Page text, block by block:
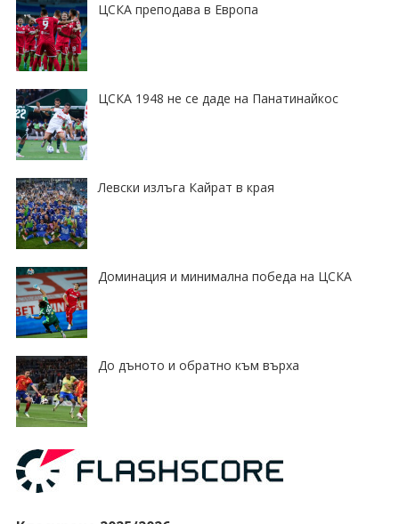
ЦСКА преподава в Европа
ЦСКА 1948 не се даде на Панатинайкос
Левски излъга Кайрат в края
Доминация и минимална победа на ЦСКА
До дъното и обратно към върха